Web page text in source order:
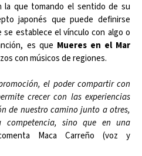
la que tomando el sentido de su
japonés que puede definirse
se establece el vínculo con algo o
es que Mueres en el Mar
con músicos de regiones.
el poder compartir con
crecer con las experiencias
de nuestro camino junto a otres,
competencia, sino que en una
Maca Carreño (voz y